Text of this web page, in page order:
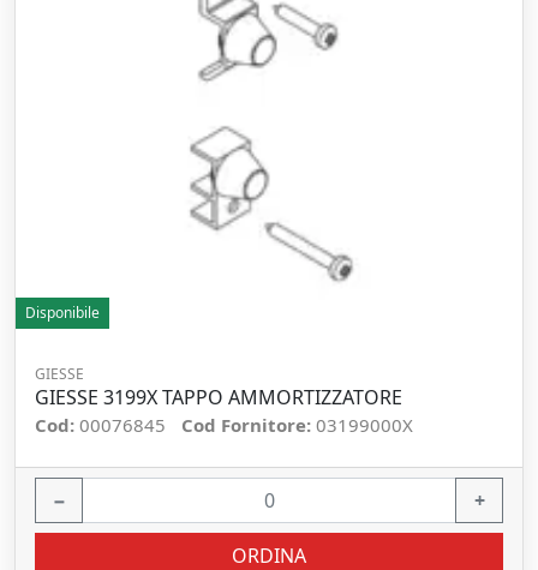
Disponibile
GIESSE
GIESSE 3199X TAPPO AMMORTIZZATORE
Cod: 00076845 Cod Fornitore: 03199000X
− +
ORDINA